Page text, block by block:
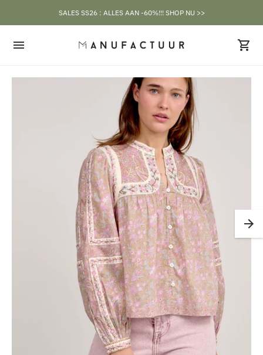
SALES SS26 : ALLES AAN -60%!!! SHOP NU >>